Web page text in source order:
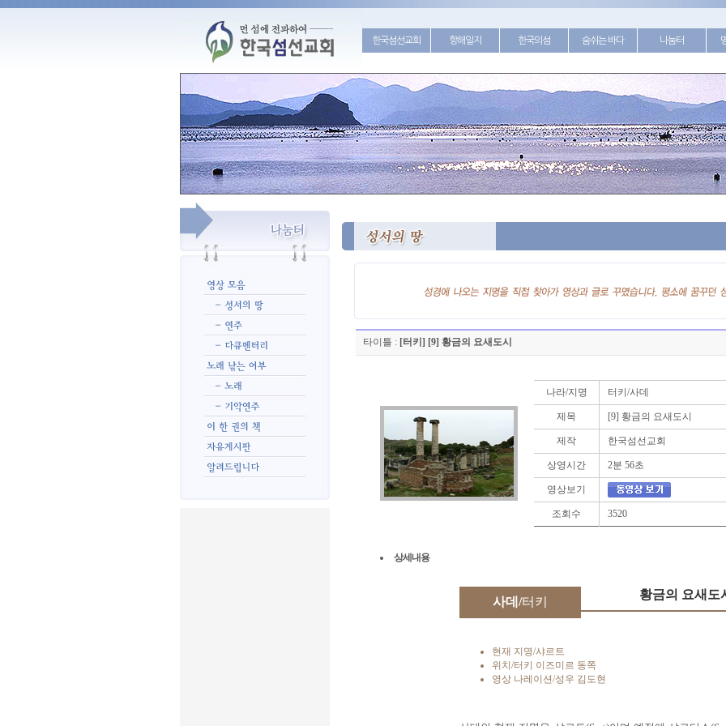
한국섬선교회 항해일지 한국의섬 숨쉬는 바다 나눔터
타이틀 : [터키] [9] 황금의 요새도시
나라/지명 터키/사데
제목 [9] 황금의 요새도시
제작 한국섬선교회
상영시간 2분 56초
영상보기
조회수 3520
상세내용
사데/터키
황금의 요새도
현재 지명/샤르트
위치/터키 이즈미르 동쪽
영상 나레이션/성우 김도현